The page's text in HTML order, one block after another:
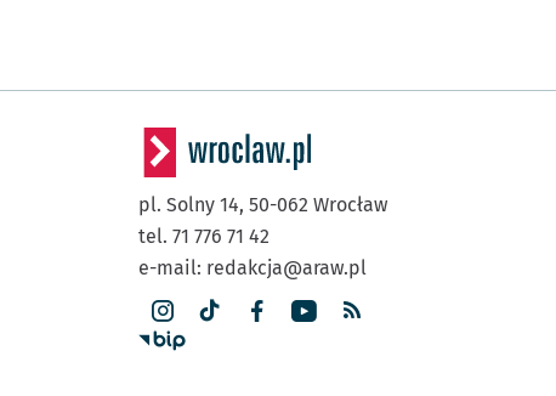
pl. Solny 14, 50-062 Wrocław
tel. 71 776 71 42
e-mail: redakcja@araw.pl